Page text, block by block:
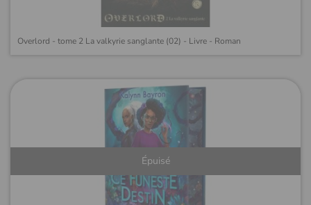
Overlord - tome 2 La valkyrie sanglante (02) - Livre - Roman
Épuisé